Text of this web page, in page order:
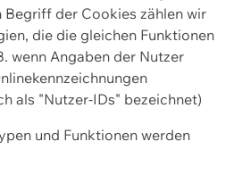
Begriff der Cookies zählen wir
die die gleichen Funktionen
wenn Angaben der Nutzer
als "Nutzer-IDs" bezeichnet)
und Funktionen werden